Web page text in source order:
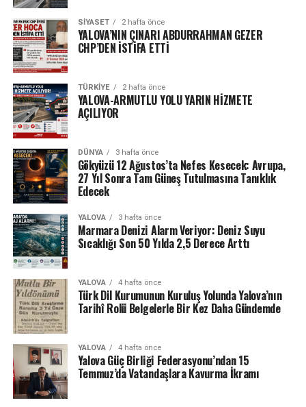
SIYASET 2 hafta önce
YALOVA’NIN ÇINARI ABDURRAHMAN GEZER
CHP’DEN İSTİFA ETTİ
TÜRKIYE 2 hafta önce
YALOVA-ARMUTLU YOLU YARIN HİZMETE
AÇILIYOR
DÜNYA 3 hafta önce
Gökyüzü 12 Ağustos’ta Nefes Kesecek: Avrupa,
27 Yıl Sonra Tam Güneş Tutulmasına Tanıklık
Edecek
YALOVA 3 hafta önce
Marmara Denizi Alarm Veriyor: Deniz Suyu
Sıcaklığı Son 50 Yılda 2,5 Derece Arttı
YALOVA 4 hafta önce
Türk Dil Kurumunun Kuruluş Yolunda Yalova’nın
Tarihî Rolü Belgelerle Bir Kez Daha Gündemde
YALOVA 4 hafta önce
Yalova Güç Birliği Federasyonu’ndan 15
Temmuz’da Vatandaşlara Kavurma İkramı